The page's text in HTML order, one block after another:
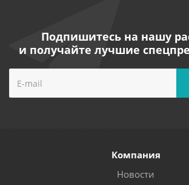
Подпишитесь на нашу
и получайте лучшие
Компания
Новости